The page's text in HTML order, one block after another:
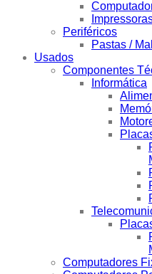
Periféricos
Pastas /
Usados
Componentes
Informática
Computadores